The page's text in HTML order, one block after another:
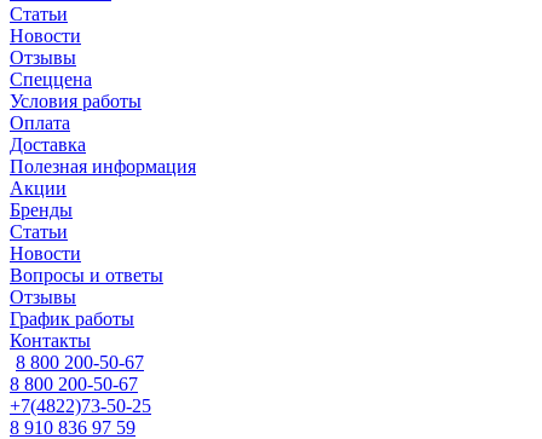
Статьи
Новости
Отзывы
Спеццена
Условия работы
Оплата
Доставка
Полезная информация
Акции
Бренды
Статьи
Новости
Вопросы и ответы
Отзывы
График работы
Контакты
8 800 200-50-67
8 800 200-50-67
+7(4822)73-50-25
8 910 836 97 59